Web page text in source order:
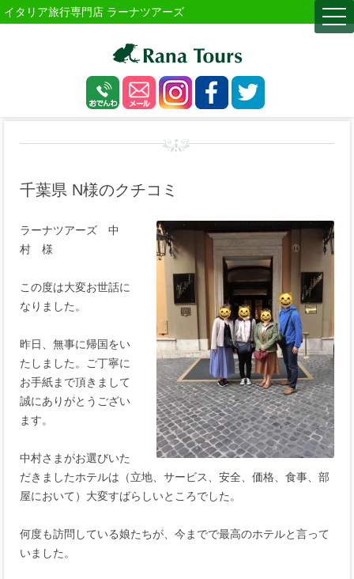
イタリア旅行専門店 ラーナツアーズ
千葉県 N様のクチコミ
ラーナツアーズ 中
村 様
この度は大変お世話に
なりました。
昨日、無事に帰国をい
たしました。ご丁寧に
お手紙まで頂きまして
誠にありがとうござい
ます。
中村さまがお選びいた
だきましたホテルは（立地、サービス、安全、価格、食事、部
屋において）大変すばらしいところでした。
何度も訪問している娘たちが、今までで最高のホテルと言って
いました。